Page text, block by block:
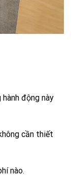
động này
cần thiết
nào.